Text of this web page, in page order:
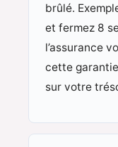
brûlé.
et fermez 8
l’assurance
cette
sur votre